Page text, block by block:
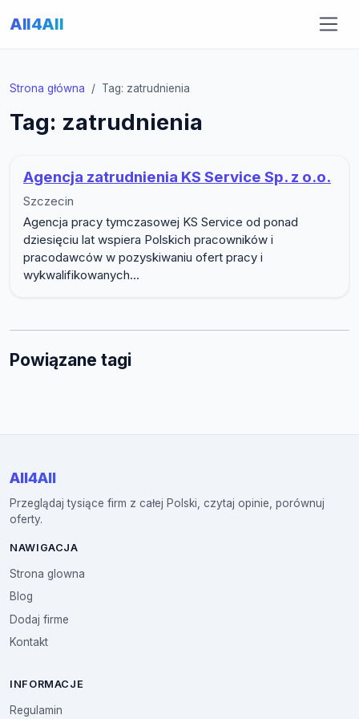
All4All
Strona główna Tag: zatrudnienia
Tag: zatrudnienia
Agencja zatrudnienia KS Service Sp. z o.o.
Szczecin
Agencja pracy tymczasowej KS Service od ponad
dziesięciu lat wspiera Polskich pracowników i
pracodawców w pozyskiwaniu ofert pracy i
wykwalifikowanych...
Powiązane tagi
All4All
Przeglądaj tysiące firm z całej Polski, czytaj opinie, porównuj
oferty.
NAWIGACJA
Strona glowna
Blog
Dodaj firme
Kontakt
INFORMACJE
Regulamin